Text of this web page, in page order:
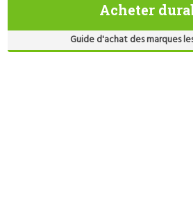
Acheter
Guide d'achat des marques